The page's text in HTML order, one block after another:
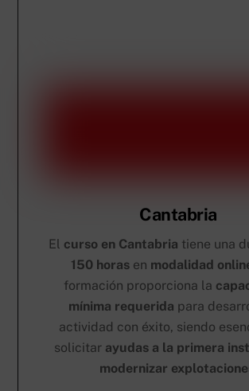
Cantabria
El curso en Cantabria tiene una
150 horas en modalidad
formación proporciona la
mínima requerida para
actividad con éxito, siendo
solicitar ayudas a la primera
modernizar